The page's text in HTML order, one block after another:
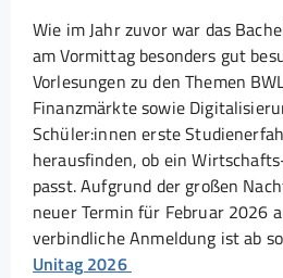
Wie im Jahr zuvor war das
am Vormittag besonders gut
Vorlesungen zu den Themen
Finanzmärkte sowie
Schüler:innen erste
herausfinden, ob ein
passt. Aufgrund der großen
neuer Termin für Februar 2026
verbindliche Anmeldung ist ab
Unitag 2026